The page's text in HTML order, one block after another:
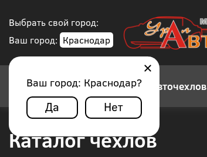
Выбрать свой город:
Ваш город: Краснодар
Ваш город: Краснодар?
Да Нет
Конструктор авточехлов
Каталог чехлов